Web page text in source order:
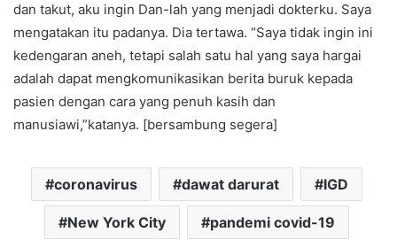
dan takut, aku ingin Dan-lah yang menjadi dokterku. Saya
mengatakan itu padanya. Dia tertawa. “Saya tidak ingin ini
kedengaran aneh, tetapi salah satu hal yang saya hargai
adalah dapat mengkomunikasikan berita buruk kepada
pasien dengan cara yang penuh kasih dan
manusiawi,”katanya. [bersambung segera]
coronavirus dawat darurat IGD
New York City pandemi covid-19